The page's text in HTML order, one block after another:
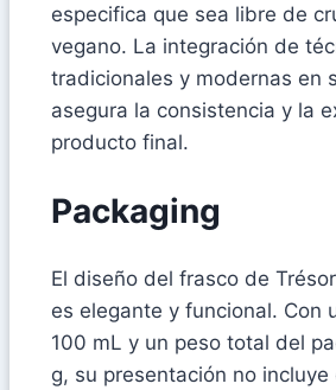
especifica que sea libre de
vegano. La integración de
tradicionales y modernas en
asegura la consistencia y la
producto final.
Packaging
El diseño del frasco de
es elegante y funcional. Con
100 mL y un peso total del
g, su presentación no incluye